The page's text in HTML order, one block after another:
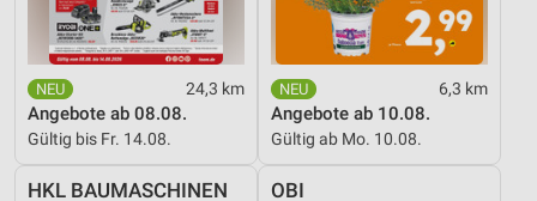
24,3 km
Angebote ab 08.08.
Gültig bis Fr. 14.08.
6,3 km
Angebote ab 10.08.
Gültig ab Mo. 10.08.
HKL BAUMASCHINEN OBI